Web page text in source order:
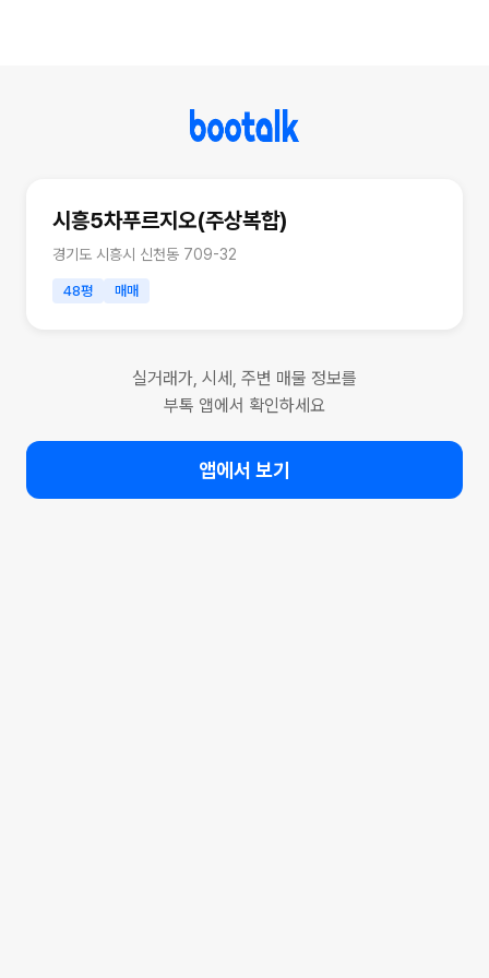
시흥5차푸르지오(주상복합)
경기도 시흥시 신천동 709-32
48평 매매
실거래가, 시세, 주변 매물 정보를
부톡 앱에서 확인하세요
앱에서 보기